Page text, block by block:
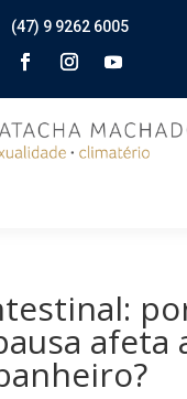
(47) 9 9262 6005
afeta